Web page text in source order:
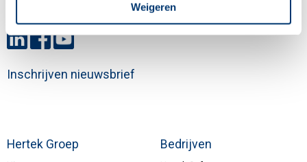
Weigeren
Hertek Groep Bedrijven
Inschrijven nieuwsbrief